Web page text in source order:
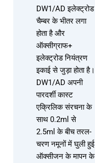
DW1/AD इलेक्ट्रोड
चैम्बर के भीतर लगा
होता है और
ऑक्सीग्राफ+
इलेक्ट्रोड नियंत्रण
इकाई से जुड़ा होता है।
DW1/AD अपनी
पारदर्शी कास्ट
एक्रिलिक संरचना के
साथ 0.2ml से
2.5ml के बीच तरल-
चरण नमूनों में घुली हुई
ऑक्सीजन के मापन के